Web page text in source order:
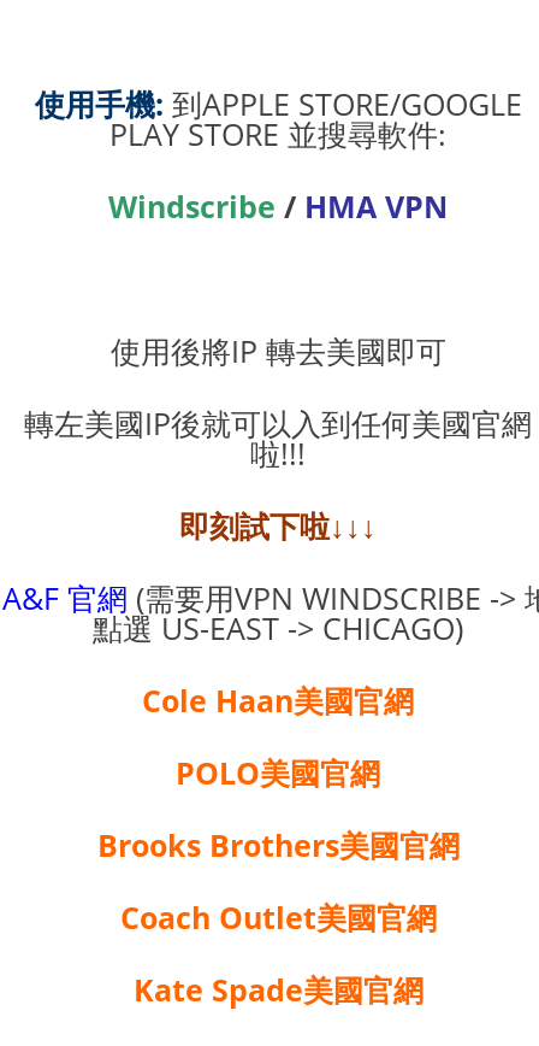
使用手機: 到APPLE STORE/GOOGLE
PLAY STORE 並搜尋軟件:
Windscribe / HMA VPN
使用後將IP 轉去美國即可
轉左美國IP後就可以入到任何美國官網
啦!!!
即刻試下啦↓↓↓
A&F 官網 (需要用VPN WINDSCRIBE ->
點選 US-EAST -> CHICAGO)
Cole Haan美國官網
POLO美國官網
Brooks Brothers美國官網
Coach Outlet美國官網
Kate Spade美國官網